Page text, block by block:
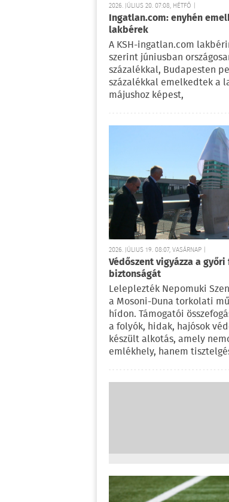
2026. JÚLIUS 20. 07:08, HÉTFŐ |
Ingatlan.com: enyhén
lakbérek
A KSH-ingatlan.com
szerint júniusban
százalékkal, Budapesten
százalékkal emelkedtek a
májushoz képest,
2026. JÚLIUS 19. 08:07, VASÁRNAP |
Védőszent vigyázza a
biztonságát
Leleplezték Nepomuki
a Mosoni-Duna torkolati
hídon. Támogatói
a folyók, hidak, hajósok
készült alkotás, amely
emlékhely, hanem